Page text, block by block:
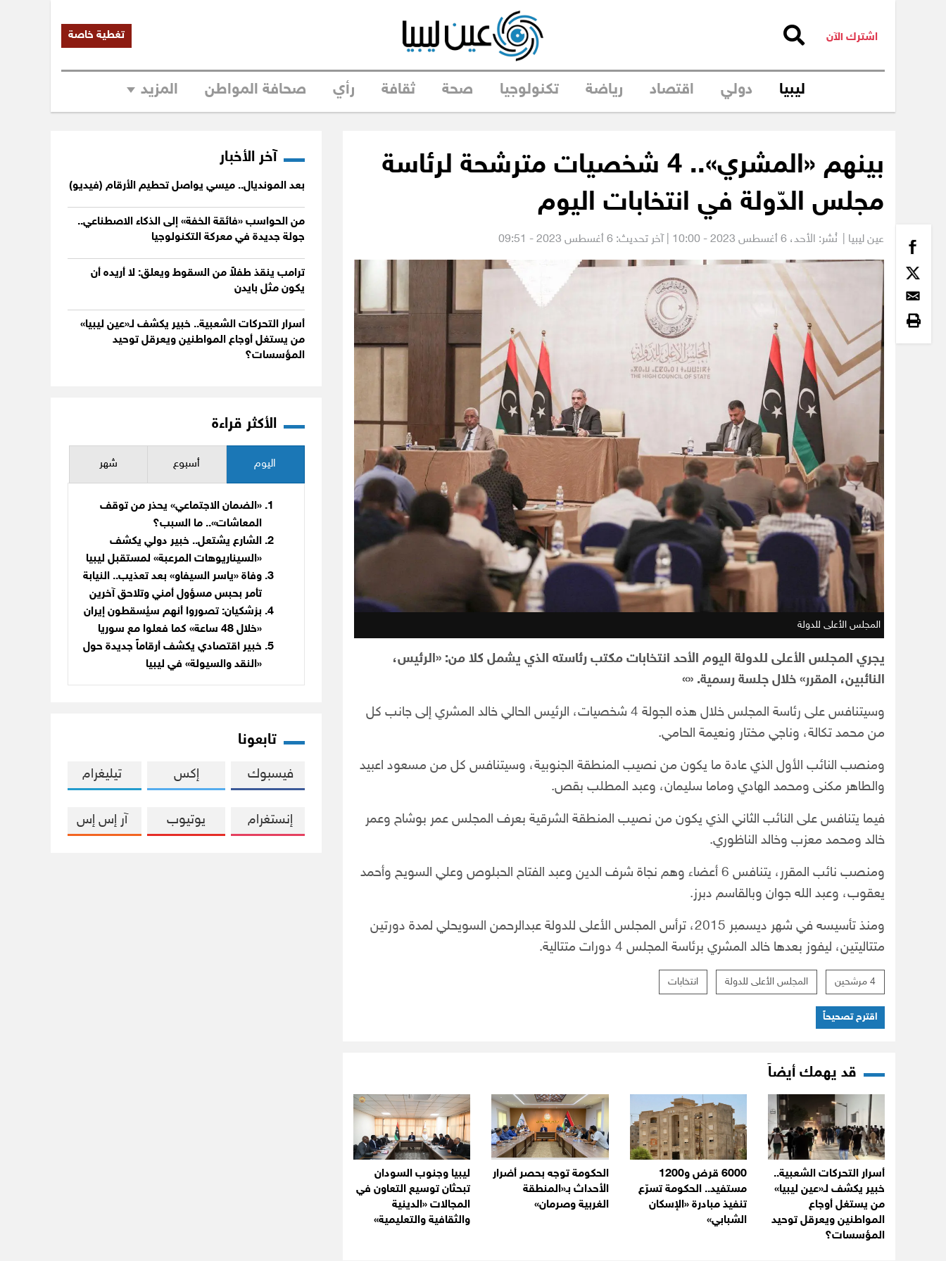
اشترك الآن تغطية خاصة
ليبيا دولي اقتصاد رياضة تكنولوجيا صحة ثقافة رأي صحافة المواطن المزيد
بينهم «المشري».. 4 شخصيات مترشحة لرئاسة
مجلس الدّولة في انتخابات اليوم
عين ليبيا | نُشر: الأحد، | آخر تحديث: 6 أغسطس 2023 - 09:51
المجلس الأعلى للدولة
يجري المجلس الأعلى للدولة اليوم الأحد انتخابات مكتب رئاسته الذي يشمل كلا من: «الرئيس،
النائبين، المقرر» خلال جلسة رسمية. «»
وسيتنافس على رئاسة المجلس خلال هذه الجولة 4 شخصيات، الرئيس الحالي خالد المشري إلى جانب كل
من محمد تكالة، وناجي مختار ونعيمة الحامي.
ومنصب النائب الأول الذي عادة ما يكون من نصيب المنطقة الجنوبية، وسيتنافس كل من مسعود اعبيد
والطاهر مكنى ومحمد الهادي وماما سليمان، وعبد المطلب بقص.
فيما يتنافس على النائب الثاني الذي يكون من نصيب المنطقة الشرقية بعرف المجلس عمر بوشاح وعمر
خالد ومحمد معزب وخالد الناظوري.
ومنصب نائب المقرر، يتنافس 6 أعضاء وهم نجاة شرف الدين وعبد الفتاح الحبلوص وعلي السويح وأحمد
يعقوب، وعبد الله جوان وبالقاسم دبرز.
ومنذ تأسيسه في شهر ديسمبر 2015، ترأس المجلس الأعلى للدولة عبدالرحمن السويحلي لمدة دورتين
متتاليتين، ليفوز بعدها خالد المشري برئاسة المجلس 4 دورات متتالية.
4 مرشحين المجلس الأعلى للدولة انتخابات
اقترح تصحيحاً
قد يهمك أيضاً
أسرار التحركات الشعبية..
خبير يكشف لـ«عين ليبيا»
من يستغل أوجاع
المواطنين ويعرقل توحيد
المؤسسات؟
6000 قرض و1200
مستفيد.. الحكومة تسرّع
تنفيذ مبادرة «الإسكان
الشبابي»
الحكومة توجه بحصر أضرار
الأحداث بـ«المنطقة
الغربية وصرمان»
ليبيا وجنوب السودان
تبحثان توسيع التعاون في
المجالات «الدينية
والثقافية والتعليمية»
آخر الأخبار
بعد المونديال.. ميسي يواصل تحطيم الأرقام (فيديو)
من الحواسب «فائقة الخفة» إلى الذكاء الاصطناعي..
جولة جديدة في معركة التكنولوجيا
ترامب ينقذ طفلاً من السقوط ويعلق: لا أريده أن
يكون مثل بايدن
أسرار التحركات الشعبية.. خبير يكشف لـ«عين ليبيا»
من يستغل أوجاع المواطنين ويعرقل توحيد
المؤسسات؟
الأكثر قراءة
اليوم أسبوع شهر
«الضمان الاجتماعي» يحذر من توقف
المعاشات».. ما السبب؟
الشارع يشتعل.. خبير دولي يكشف
«السيناريوهات المرعبة» لمستقبل ليبيا
وفاة «ياسر السيفاو» بعد تعذيب.. النيابة
تأمر بحبس مسؤول أمني وتلاحق آخرين
بزشكيان: تصوروا أنهم سيُسقطون إيران
«خلال 48 ساعة» كما فعلوا مع سوريا
خبير اقتصادي يكشف أرقاماً جديدة حول
«النقد والسيولة» في ليبيا
تابعونا
فيسبوك إكس تيليغرام
إنستغرام يوتيوب آر إس إس